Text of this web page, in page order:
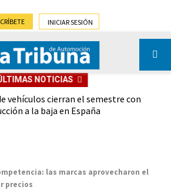
INICIAR SESIÓN
NOTICIAS
vehículos cierran el semestre con
a la baja en España
las marcas aprovecharon el
precios